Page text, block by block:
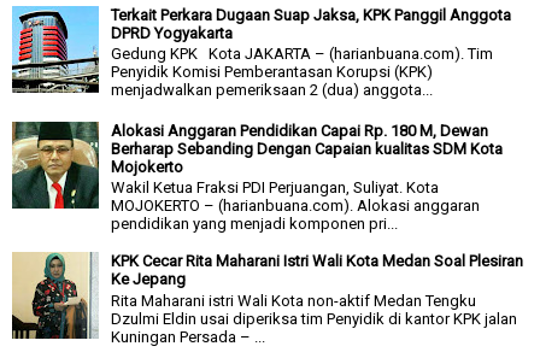
Terkait Perkara Dugaan Suap Jaksa, KPK Panggil Anggota
DPRD Yogyakarta
Gedung KPK Kota JAKARTA – (harianbuana.com). Tim
Penyidik Komisi Pemberantasan Korupsi (KPK)
menjadwalkan pemeriksaan 2 (dua) anggota...
Alokasi Anggaran Pendidikan Capai Rp. 180 M, Dewan
Berharap Sebanding Dengan Capaian kualitas SDM Kota
Mojokerto
Wakil Ketua Fraksi PDI Perjuangan, Suliyat. Kota
MOJOKERTO – (harianbuana.com). Alokasi anggaran
pendidikan yang menjadi komponen pri...
KPK Cecar Rita Maharani Istri Wali Kota Medan Soal Plesiran
Ke Jepang
Rita Maharani istri Wali Kota non-aktif Medan Tengku
Dzulmi Eldin usai diperiksa tim Penyidik di kantor KPK jalan
Kuningan Persada – ...